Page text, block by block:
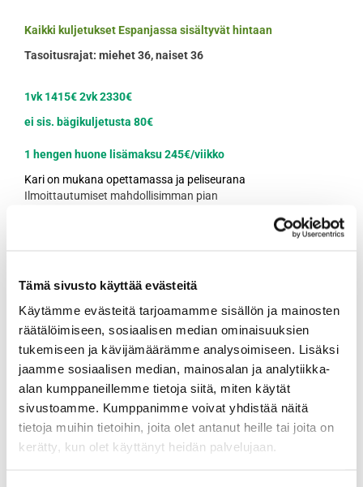
Tämä sivusto käyttää evästeitä
Käytämme evästeitä tarjoamamme sisällön ja mainosten
räätälöimiseen, sosiaalisen median ominaisuuksien
tukemiseen ja kävijämäärämme analysoimiseen. Lisäksi
jaamme sosiaalisen median, mainosalan ja analytiikka-
alan kumppaneillemme tietoja siitä, miten käytät
sivustoamme. Kumppanimme voivat yhdistää näitä
tietoja muihin tietoihin, joita olet antanut heille tai joita on
kerätty, kun olet käyttänyt heidän palvelujaan.
Kaikki kuljetukset Espanjassa sisältyvät hintaan
Tasoitusrajat: miehet 36, naiset 36
1vk 1415€ 2vk 2330€
ei sis. bägikuljetusta 80€
1 hengen huone lisämaksu 245€/viikko
Kari on mukana opettamassa ja peliseurana
Ilmoittautumiset mahdollisimman pian
Future Golf Oy 4190/05MJ